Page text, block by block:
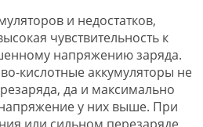
и недостатков,
чувствительность к
напряжению заряда.
кислотные аккумуляторы не
да и максимально
у них выше. При
или сильном перезаряде